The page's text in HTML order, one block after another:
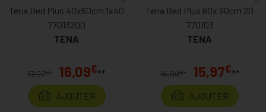
Tena Bed Plus 40x60cm 1x40
77013200
TENA
17,07€* 16,09€**
AJOUTER
Tena Bed Plus 60x 90cm 20
770103
TENA
16,99€ * 15,97€**
AJOUTER